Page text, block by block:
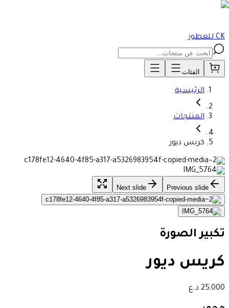
CK للعطور
الفئات
الرئيسية
المنتجات
كريس ديور
Previous slide
Next slide
تكبير الصورة
كريس ديور
25,000 د.ع